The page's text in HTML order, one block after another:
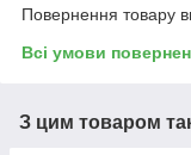
Повернення товару
Всі умови
З цим товаром